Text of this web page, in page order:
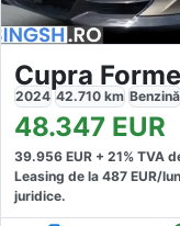
Cupra
2024 42.710 km Benzină
48.347 EUR
39.956 EUR + 21% TVA
Leasing de la 487 EUR/
juridice.